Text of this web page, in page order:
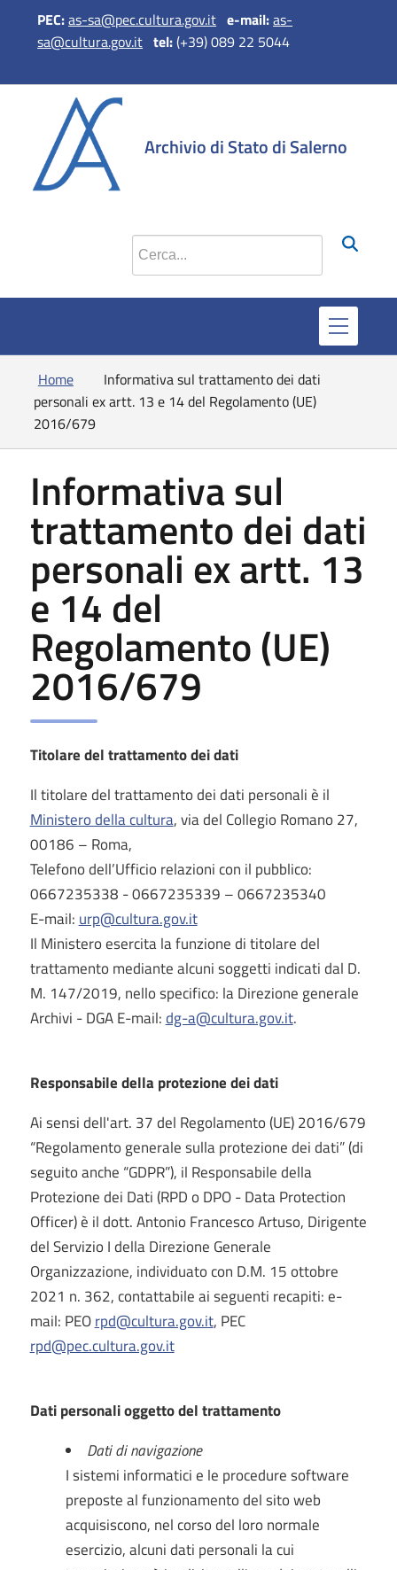
PEC:as-sa@pec.cultura.gov.it e-mail:as-
sa@cultura.gov.it tel:(+39) 089 22 5044
Archivio di Stato di Salerno
Cerca nel sito
Home
Informativa sul trattamento dei dati
personali ex artt. 13 e 14 del Regolamento (UE)
2016/679
Informativa sul
trattamento dei dati
personali ex artt. 13
e 14 del
Regolamento (UE)
2016/679
Titolare del trattamento dei dati
Il titolare del trattamento dei dati personali è il
Ministero della cultura, via del Collegio Romano 27,
00186 – Roma,
Telefono dell’Ufficio relazioni con il pubblico:
0667235338 - 0667235339 – 0667235340
E-mail: urp@cultura.gov.it
Il Ministero esercita la funzione di titolare del
trattamento mediante alcuni soggetti indicati dal D.
M. 147/2019, nello specifico: la Direzione generale
Archivi - DGA E-mail:dg-a@cultura.gov.it.
Responsabile della protezione dei dati
Ai sensi dell'art. 37 del Regolamento (UE) 2016/679
“Regolamento generale sulla protezione dei dati” (di
seguito anche “GDPR”), il Responsabile della
Protezione dei Dati (RPD o DPO - Data Protection
Officer) è il dott. Antonio Francesco Artuso, Dirigente
del Servizio I della Direzione Generale
Organizzazione, individuato con D.M. 15 ottobre
2021 n. 362, contattabile ai seguenti recapiti: e-
mail: PEOrpd@cultura.gov.it, PEC
rpd@pec.cultura.gov.it
Dati personali oggetto del trattamento
Dati di navigazione
I sistemi informatici e le procedure software
preposte al funzionamento del sito web
acquisiscono, nel corso del loro normale
esercizio, alcuni dati personali la cui